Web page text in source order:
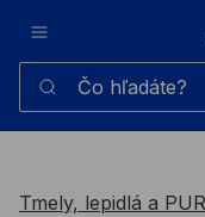
Čo hľadáte?
Tmely, lepidlá a